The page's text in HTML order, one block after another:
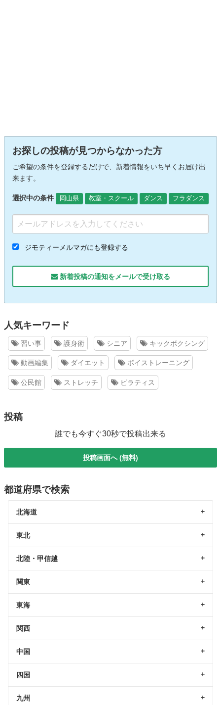
お探しの投稿が見つからなかった方
ご希望の条件を登録するだけで、新着情報をいち早くお届け出
来ます。
選択中の条件 岡山県 教室・スクール ダンス フラダンス
ジモティーメルマガにも登録する
新着投稿の通知をメールで受け取る
人気キーワード
習い事 護身術 シニア キックボクシング
動画編集 ダイエット ボイストレーニング
公民館 ストレッチ ピラティス
投稿
誰でも今すぐ30秒で投稿出来る
投稿画面へ (無料)
都道府県で検索
北海道
東北
北陸・甲信越
関東
東海
関西
中国
四国
九州